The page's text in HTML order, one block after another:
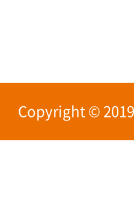
Copyright © 2019